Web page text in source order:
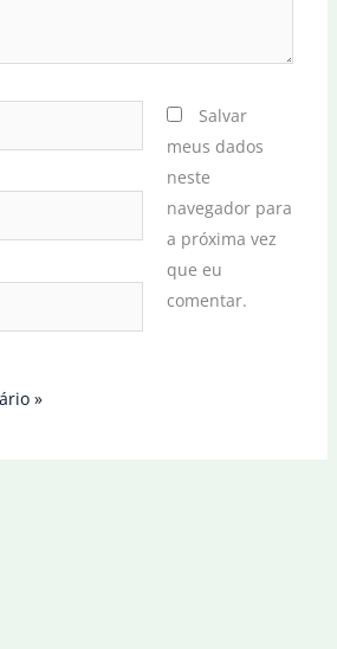
Salvar
meus dados
neste
navegador para
a próxima vez
que eu
comentar.